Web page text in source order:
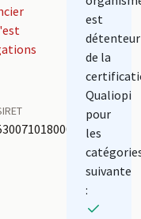
est
détenteur
de la
Qualiopi
pour
les
suivante
: